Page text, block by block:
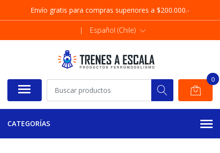
Envío gratis para compras superiores a $200.000.-
| Español (Chile)
0
CATEGORÍAS